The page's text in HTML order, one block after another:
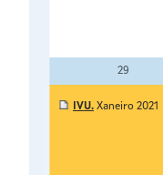
29
IVU. Xaneiro 2021